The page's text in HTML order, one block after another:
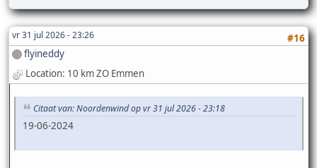
vr 31 jul 2026 - 23:26
#16
flyineddy
Location: 10 km ZO Emmen
Citaat van: Noordenwind op vr 31 jul 2026 - 23:18
19-06-2024